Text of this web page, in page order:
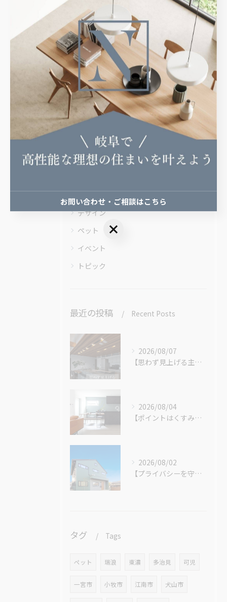
関連タグ
#注文住宅
カテゴリー Categories
全てのカテゴリー
高性能住宅
デザイン
ペット
イベント
トピック
最近の投稿 Recent Posts
2026/08/07
【思わず見上げる主役級の天井】
2026/08/04
【ポイントはくすみカラー】
2026/08/02
【プライバシーを守る家】
タグ Tags
ペット 瑞浪 東濃 多治見 可児
一宮市 小牧市 江南市 犬山市
お問い合わせ・ご相談はこちら
お問い合わせ・ご相談はこちら